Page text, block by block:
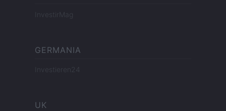
InvestirMag
GERMANIA
Investieren24
UK